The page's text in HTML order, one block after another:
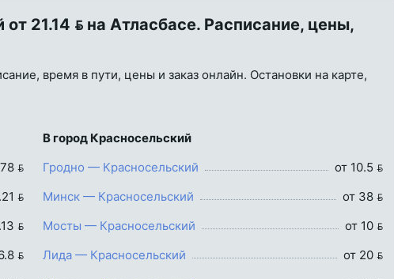
21.14  на Атласбасе. Расписание, цены,
время в пути, цены и заказ онлайн. Остановки на карте,




В город Красносельский
Гродно — Красносельский
от 10.5 
Минск — Красносельский
от 38 
Мосты — Красносельский
от 10 
Лида — Красносельский
от 20 